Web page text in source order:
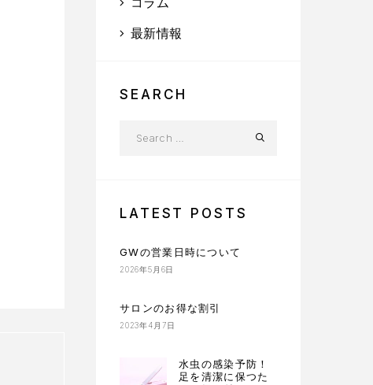
最新情報
SEARCH
LATEST POSTS
GWの営業日時について
2026年5月6日
サロンのお得な割引
2023年4月7日
水虫の感染予防！
足を清潔に保つた